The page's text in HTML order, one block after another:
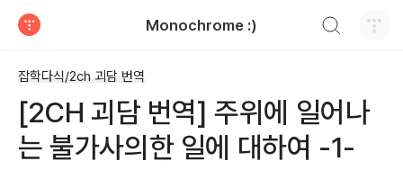
Monochrome :)
잡학다식/2ch 괴담 번역
[2CH 괴담 번역] 주위에 일어나
는 불가사의한 일에 대하여 -1-